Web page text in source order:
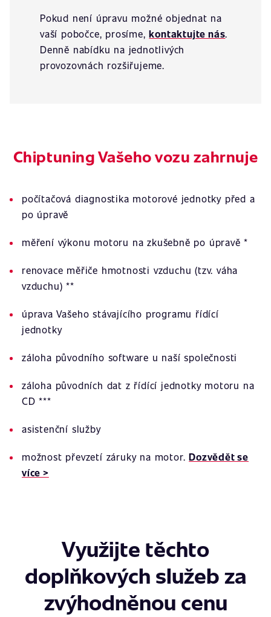
Pokud není úpravu možné objednat na
vaší pobočce, prosíme,kontaktujte nás.
Denně nabídku na jednotlivých
provozovnách rozšiřujeme.
Chiptuning Vašeho vozu zahrnuje
počítačová diagnostika motorové jednotky před a
po úpravě
měření výkonu motoru na zkušebně po úpravě *
renovace měřiče hmotnosti vzduchu (tzv. váha
vzduchu) **
úprava Vašeho stávajícího programu řídící
jednotky
záloha původního software u naší společnosti
záloha původních dat z řídící jednotky motoru na
CD ***
asistenční služby
možnost převzetí záruky na motor.Dozvědět se
více >
Využijte těchto
doplňkových služeb za
zvýhodněnou cenu